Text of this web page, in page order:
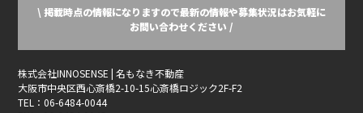
\ 掲載時点の情報になりますので最新の情報や募集状況はお気軽に
お問い合わせください /
株式会社INNOSENSE | 名もなき不動産
大阪市中央区西心斎橋2-10-15心斎橋ロジック2F-F2
TEL：06-6484-0044